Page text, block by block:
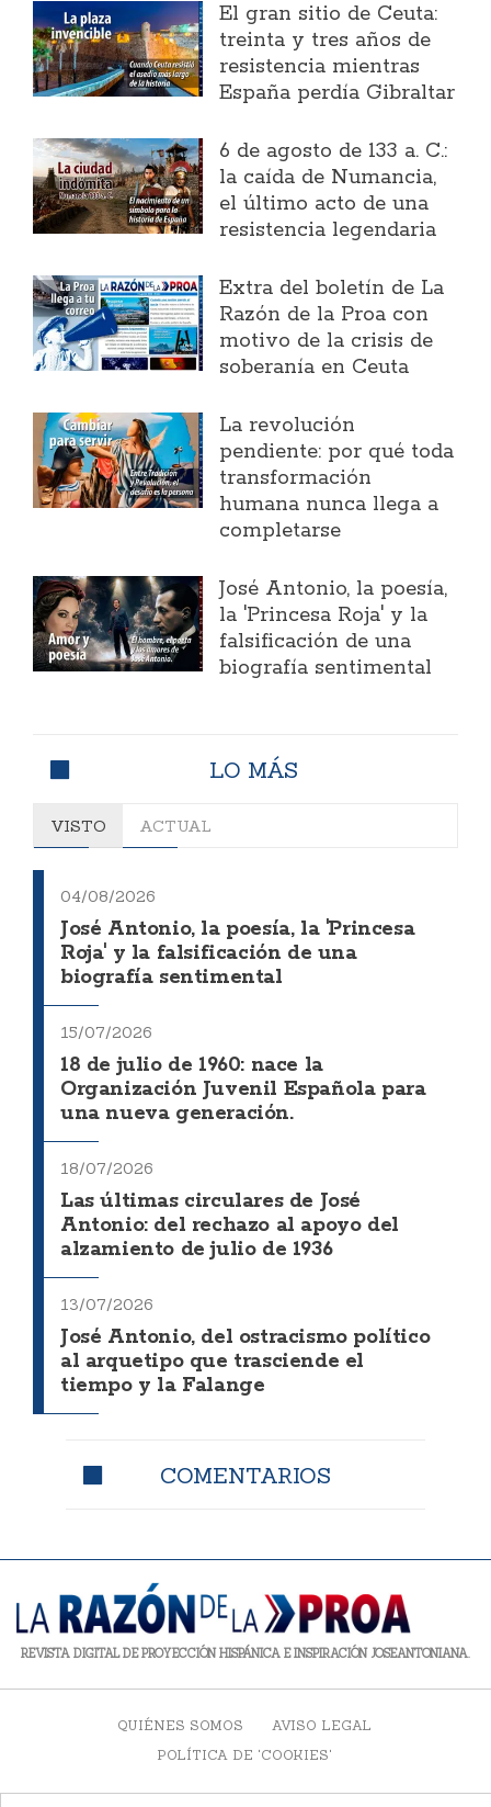
El gran sitio de Ceuta:
treinta y tres años de
resistencia mientras
España perdía Gibraltar
6 de agosto de 133 a. C.:
la caída de Numancia,
el último acto de una
resistencia legendaria
Extra del boletín de La
Razón de la Proa con
motivo de la crisis de
soberanía en Ceuta
La revolución
pendiente: por qué toda
transformación
humana nunca llega a
completarse
José Antonio, la poesía,
la 'Princesa Roja' y la
falsificación de una
biografía sentimental
LO MÁS
VISTO ACTUAL
04/08/2026
José Antonio, la poesía, la 'Princesa
Roja' y la falsificación de una
biografía sentimental
15/07/2026
18 de julio de 1960: nace la
Organización Juvenil Española para
una nueva generación.
18/07/2026
Las últimas circulares de José
Antonio: del rechazo al apoyo del
alzamiento de julio de 1936
13/07/2026
José Antonio, del ostracismo político
al arquetipo que trasciende el
tiempo y la Falange
COMENTARIOS
REVISTA DIGITAL DE PROYECCIÓN HISPÁNICA E INSPIRACIÓN JOSEANTONIANA.
QUIÉNES SOMOS
AVISO LEGAL
POLÍTICA DE 'COOKIES'